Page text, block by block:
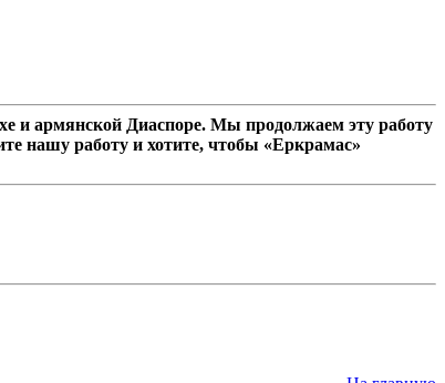
и армянской Диаспоре. Мы продолжаем эту работу
нашу работу и хотите, чтобы «Еркрамас»